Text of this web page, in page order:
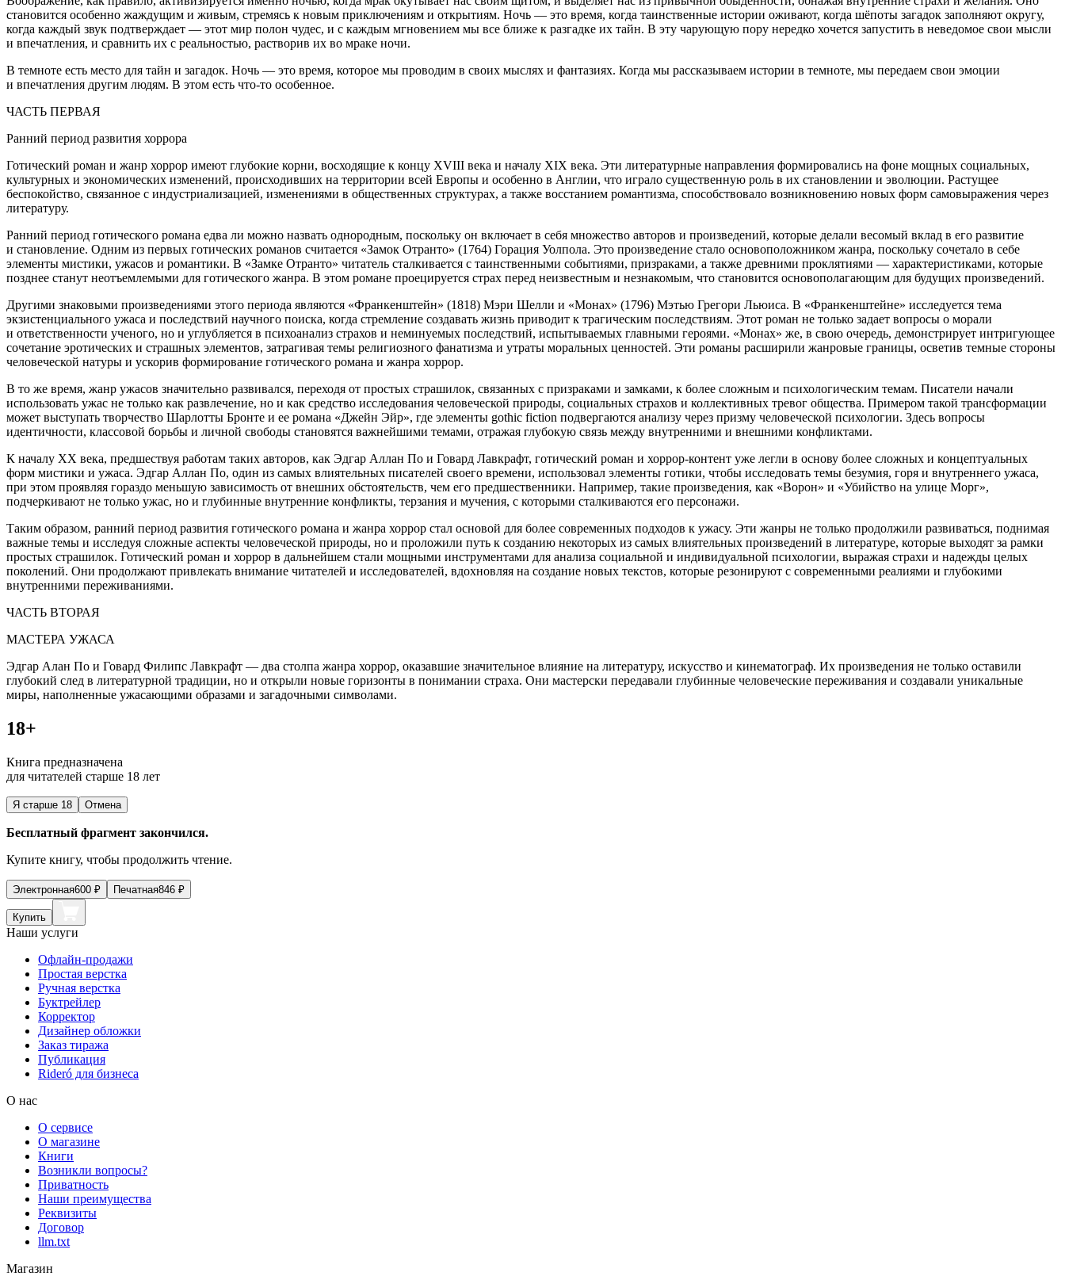
становится особенно жаждущим и живым, стремясь к новым приключениям и открытиям. Ночь — это время, когда таинственные истории оживают, когда шёпоты загадок заполняют округу,
когда каждый звук подтверждает — этот мир полон чудес, и с каждым мгновением мы все ближе к разгадке их тайн. В эту чарующую пору нередко хочется запустить в неведомое свои мысли
и впечатления, и сравнить их с реальностью, растворив их во мраке ночи.
В темноте есть место для тайн и загадок. Ночь — это время, которое мы проводим в своих мыслях и фантазиях. Когда мы рассказываем истории в темноте, мы передаем свои эмоции
и впечатления другим людям. В этом есть что-то особенное.
ЧАСТЬ ПЕРВАЯ
Ранний период развития хоррора
Готический роман и жанр хоррор имеют глубокие корни, восходящие к концу XVIII века и началу XIX века. Эти литературные направления формировались на фоне мощных социальных,
культурных и экономических изменений, происходивших на территории всей Европы и особенно в Англии, что играло существенную роль в их становлении и эволюции. Растущее
беспокойство, связанное с индустриализацией, изменениями в общественных структурах, а также восстанием романтизма, способствовало возникновению новых форм самовыражения через
литературу.
Ранний период готического романа едва ли можно назвать однородным, поскольку он включает в себя множество авторов и произведений, которые делали весомый вклад в его развитие
и становление. Одним из первых готических романов считается «Замок Отранто» (1764) Горация Уолпола. Это произведение стало основоположником жанра, поскольку сочетало в себе
элементы мистики, ужасов и романтики. В «Замке Отранто» читатель сталкивается с таинственными событиями, призраками, а также древними проклятиями — характеристиками, которые
позднее станут неотъемлемыми для готического жанра. В этом романе проецируется страх перед неизвестным и незнакомым, что становится основополагающим для будущих произведений.
Другими знаковыми произведениями этого периода являются «Франкенштейн» (1818) Мэри Шелли и «Монах» (1796) Мэтью Грегори Льюиса. В «Франкенштейне» исследуется тема
экзистенциального ужаса и последствий научного поиска, когда стремление создавать жизнь приводит к трагическим последствиям. Этот роман не только задает вопросы о морали
и ответственности ученого, но и углубляется в психоанализ страхов и неминуемых последствий, испытываемых главными героями. «Монах» же, в свою очередь, демонстрирует интригующее
сочетание эротических и страшных элементов, затрагивая темы религиозного фанатизма и утраты моральных ценностей. Эти романы расширили жанровые границы, осветив темные стороны
человеческой натуры и ускорив формирование готического романа и жанра хоррор.
В то же время, жанр ужасов значительно развивался, переходя от простых страшилок, связанных с призраками и замками, к более сложным и психологическим темам. Писатели начали
использовать ужас не только как развлечение, но и как средство исследования человеческой природы, социальных страхов и коллективных тревог общества. Примером такой трансформации
может выступать творчество Шарлотты Бронте и ее романа «Джейн Эйр», где элементы gothic fiction подвергаются анализу через призму человеческой психологии. Здесь вопросы
идентичности, классовой борьбы и личной свободы становятся важнейшими темами, отражая глубокую связь между внутренними и внешними конфликтами.
К началу XX века, предшествуя работам таких авторов, как Эдгар Аллан По и Говард Лавкрафт, готический роман и хоррор-контент уже легли в основу более сложных и концептуальных
форм мистики и ужаса. Эдгар Аллан По, один из самых влиятельных писателей своего времени, использовал элементы готики, чтобы исследовать темы безумия, горя и внутреннего ужаса,
при этом проявляя гораздо меньшую зависимость от внешних обстоятельств, чем его предшественники. Например, такие произведения, как «Ворон» и «Убийство на улице Морг»,
подчеркивают не только ужас, но и глубинные внутренние конфликты, терзания и мучения, с которыми сталкиваются его персонажи.
Таким образом, ранний период развития готического романа и жанра хоррор стал основой для более современных подходов к ужасу. Эти жанры не только продолжили развиваться, поднимая
важные темы и исследуя сложные аспекты человеческой природы, но и проложили путь к созданию некоторых из самых влиятельных произведений в литературе, которые выходят за рамки
простых страшилок. Готический роман и хоррор в дальнейшем стали мощными инструментами для анализа социальной и индивидуальной психологии, выражая страхи и надежды целых
поколений. Они продолжают привлекать внимание читателей и исследователей, вдохновляя на создание новых текстов, которые резонируют с современными реалиями и глубокими
внутренними переживаниями.
ЧАСТЬ ВТОРАЯ
МАСТЕРА УЖАСА
Эдгар Алан По и Говард Филипс Лавкрафт — два столпа жанра хоррор, оказавшие значительное влияние на литературу, искусство и кинематограф. Их произведения не только оставили
глубокий след в литературной традиции, но и открыли новые горизонты в понимании страха. Они мастерски передавали глубинные человеческие переживания и создавали уникальные
миры, наполненные ужасающими образами и загадочными символами.
18+
Книга предназначена
для читателей старше 18 лет
Я старше 18 Отмена
Бесплатный фрагмент закончился.
Купите книгу, чтобы продолжить чтение.
Электронная600 ₽ Печатная846 ₽
Купить
Наши услуги
Офлайн-продажи
Простая верстка
Ручная верстка
Буктрейлер
Корректор
Дизайнер обложки
Заказ тиража
Публикация
Rideró для бизнеса
О нас
О сервисе
О магазине
Книги
Возникли вопросы?
Приватность
Наши преимущества
Реквизиты
Договор
llm.txt
Магазин